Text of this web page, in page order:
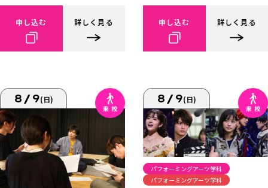
申し込む 詳しく見る 申し込む 詳しく見る
8/9(日) 8/9(日)
パフォーミングアーツ学科
パフォーミングアーツ学科